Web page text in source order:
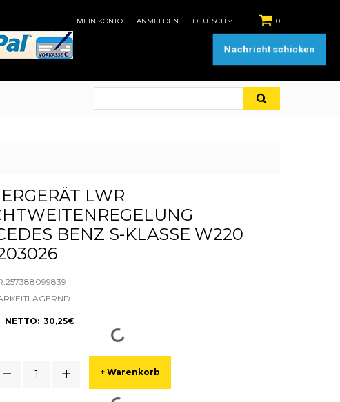
0
MEIN KONTO ANMELDEN DEUTSCH
LWR
BENZ S-KLASSE W220
NETTO: 30,25€
+ Warenkorb
Nachricht schicken